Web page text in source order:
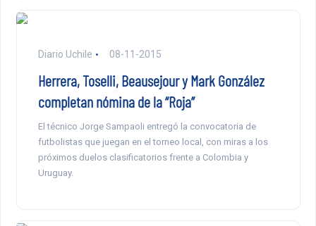
Diario Uchile 08-11-2015
Herrera, Toselli, Beausejour y Mark González
completan nómina de la “Roja”
El técnico Jorge Sampaoli entregó la convocatoria de
futbolistas que juegan en el torneo local, con miras a los
próximos duelos clasificatorios frente a Colombia y
Uruguay.